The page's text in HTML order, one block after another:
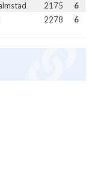
2175
6
2278
6